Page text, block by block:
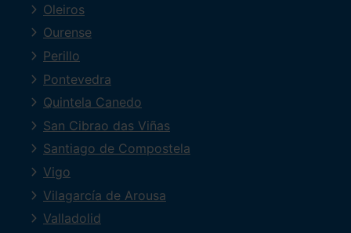
Oleiros
Ourense
Perillo
Pontevedra
Quintela Canedo
San Cibrao das Viñas
Santiago de Compostela
Vigo
Vilagarcía de Arousa
Valladolid